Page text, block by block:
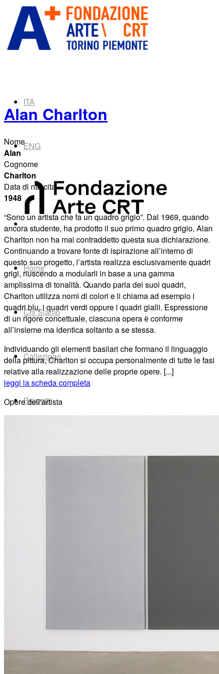
ITA
ENG
Home
Chi Siamo
Collezione
Progetti
Alan Charlton
Nome
Alan
Cognome
Charlton
Data di nascita
1948
“Sonoun artistachefaunquadrogrigio”. Dal 1969, quando
ancorastudente, haprodotto il suoprimo quadro grigio, Alan
Charlton non ha mai contraddettoquestasuadichiarazione.
Continuandoa trovare fonte di ispirazioneall’internodi
questosuoprogetto, l’artista realizza esclusivamente quadri
grigi, riuscendo a modularli in basea unagamma
amplissimadi tonalità. Quando parla dei suoi quadri,
Charlton utilizza nomi di colori e li chiamaad esempio i
quadriblu,iquadri verdi oppure i quadri gialli. Espressione
di un rigore concettuale, ciascuna operaè conforme
all’insieme ma identica soltantoasestessa.
Individuando gli elementi basilari che formano il linguaggio
della pittura, Charlton si occupapersonalmentedi tutte lefasi
relative alla realizzazione delle proprie opere. [...]
leggi la scheda completa
Opere dell'artista